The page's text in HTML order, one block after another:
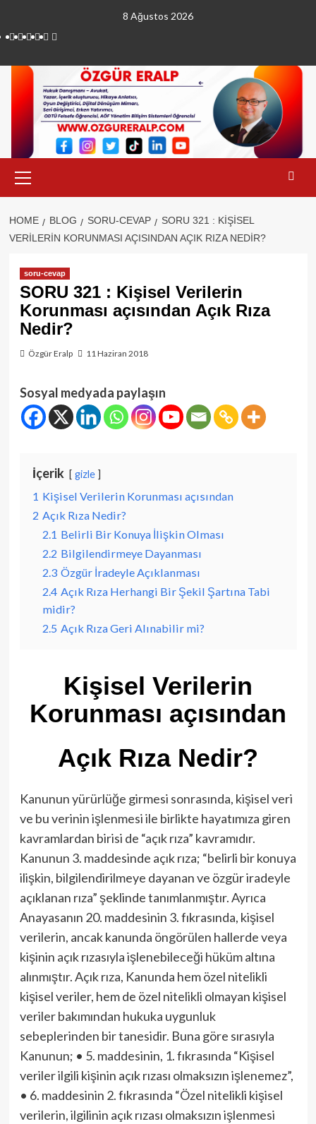
content
8 Ağustos 2026
linkedin
instagram
facebook
twitter
tiktokyoutube
Menu
HOME BLOG SORU-CEVAP
SORU 321 : KIŞISEL
VERILERIN KORUNMASI AÇISINDAN AÇIK RIZA NEDIR?
soru-cevap
SORU 321 : Kişisel Verilerin
Korunması açısından Açık Rıza
Nedir?
Özgür Eralp 11 Haziran 2018
Sosyal medyada paylaşın
İçerik gizle
1 Kişisel Verilerin Korunması açısından
2 Açık Rıza Nedir?
2.1 Belirli Bir Konuya İlişkin Olması
2.2 Bilgilendirmeye Dayanması
2.3 Özgür İradeyle Açıklanması
2.4 Açık Rıza Herhangi Bir Şekil Şartına Tabi
midir?
2.5 Açık Rıza Geri Alınabilir mi?
Kişisel Verilerin
Korunması açısından
Açık Rıza Nedir?
Kanunun yürürlüğe girmesi sonrasında, kişisel veri
ve bu verinin işlenmesi ile birlikte hayatımıza giren
kavramlardan birisi de “açık rıza” kavramıdır.
Kanunun 3. maddesinde açık rıza; “belirli bir konuya
ilişkin, bilgilendirilmeye dayanan ve özgür iradeyle
açıklanan rıza” şeklinde tanımlanmıştır. Ayrıca
Anayasanın 20. maddesinin 3. fıkrasında, kişisel
verilerin, ancak kanunda öngörülen hallerde veya
kişinin açık rızasıyla işlenebileceği hüküm altına
alınmıştır. Açık rıza, Kanunda hem özel nitelikli
kişisel veriler, hem de özel nitelikli olmayan kişisel
veriler bakımından hukuka uygunluk
sebeplerinden bir tanesidir. Buna göre sırasıyla
Kanunun; • 5. maddesinin, 1. fıkrasında “Kişisel
veriler ilgili kişinin açık rızası olmaksızın işlenemez”,
• 6. maddesinin 2. fıkrasında “Özel nitelikli kişisel
verilerin, ilgilinin açık rızası olmaksızın işlenmesi